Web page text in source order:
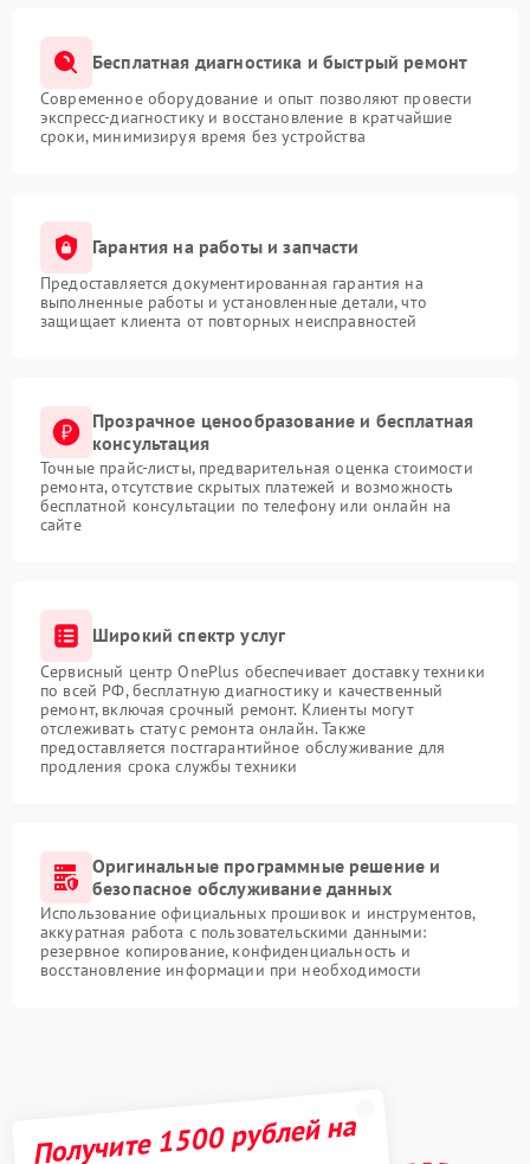
Бесплатная диагностика и быстрый ремонт
Современное оборудование и опыт позволяют провести
экспресс-диагностику и восстановление в кратчайшие
сроки, минимизируя время без устройства
Гарантия на работы и запчасти
Предоставляется документированная гарантия на
выполненные работы и установленные детали, что
защищает клиента от повторных неисправностей
Прозрачное ценообразование и бесплатная
консультация
Точные прайс-листы, предварительная оценка стоимости
ремонта, отсутствие скрытых платежей и возможность
бесплатной консультации по телефону или онлайн на
сайте
Широкий спектр услуг
Сервисный центр OnePlus обеспечивает доставку техники
по всей РФ, бесплатную диагностику и качественный
ремонт, включая срочный ремонт. Клиенты могут
отслеживать статус ремонта онлайн. Также
предоставляется постгарантийное обслуживание для
продления срока службы техники
Оригинальные программные решение и
безопасное обслуживание данных
Использование официальных прошивок и инструментов,
аккуратная работа с пользовательскими данными:
резервное копирование, конфиденциальность и
восстановление информации при необходимости
Получите 1500 рублей на